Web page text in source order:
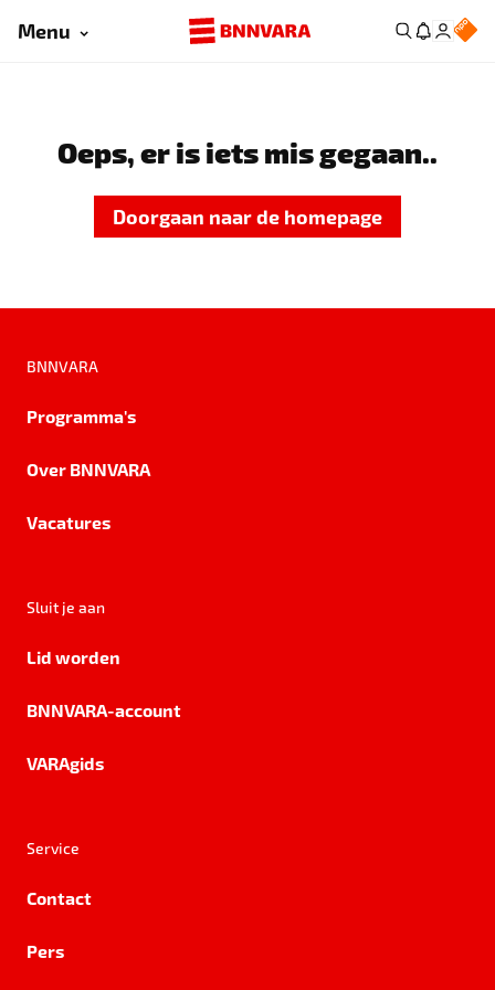
Menu
Oeps, er is iets mis gegaan..
Doorgaan naar de homepage
BNNVARA
Programma's
Over BNNVARA
Vacatures
Sluit je aan
Lid worden
BNNVARA-account
VARAgids
Service
Contact
Pers